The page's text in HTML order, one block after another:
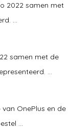
2022 samen met
...
samen met de
...
OnePlus en de
...